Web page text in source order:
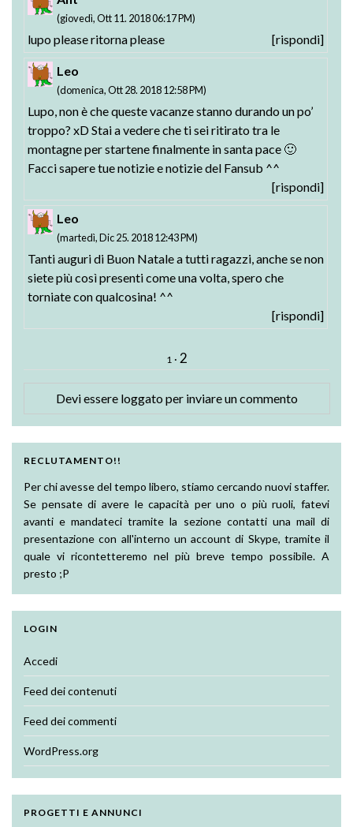
(giovedì, Ott 11. 2018 06:17 PM)
lupo please ritorna please [rispondi]
Leo
(domenica, Ott 28. 2018 12:58 PM)
Lupo, non è che queste vacanze stanno durando un po’
troppo? xD Stai a vedere che ti sei ritirato tra le
montagne per startene finalmente in santa pace 🙂
Facci sapere tue notizie e notizie del Fansub ^^
[rispondi]
Leo
(martedì, Dic 25. 2018 12:43 PM)
Tanti auguri di Buon Natale a tutti ragazzi, anche se non
siete più così presenti come una volta, spero che
torniate con qualcosina! ^^
[rispondi]
1 · 2
Devi essere loggato per inviare un commento
RECLUTAMENTO!!
Per chi avesse del tempo libero, stiamo cercando nuovi staffer.
Se pensate di avere le capacità per uno o più ruoli, fatevi
avanti e mandateci tramite la sezione contatti una mail di
presentazione con all'interno un account di Skype, tramite il
quale vi ricontetteremo nel più breve tempo possibile. A
presto ;P
LOGIN
Accedi
Feed dei contenuti
Feed dei commenti
WordPress.org
PROGETTI E ANNUNCI